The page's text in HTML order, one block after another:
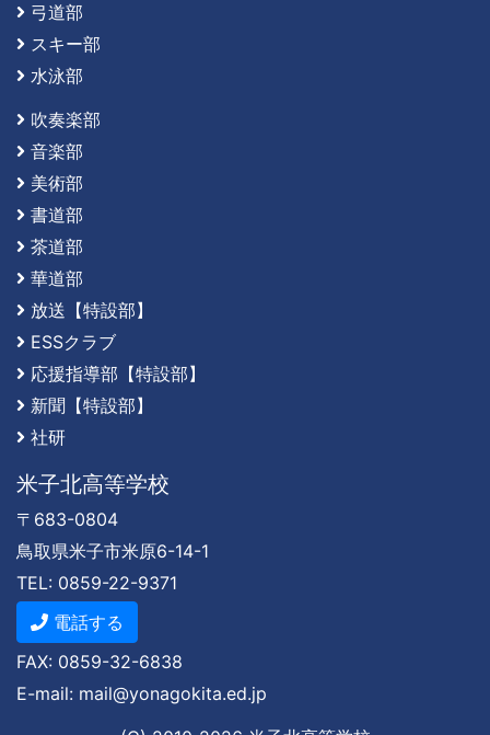
弓道部
スキー部
水泳部
吹奏楽部
音楽部
美術部
書道部
茶道部
華道部
放送【特設部】
ESSクラブ
応援指導部【特設部】
新聞【特設部】
社研
米子北高等学校
〒683-0804
鳥取県米子市米原6-14-1
TEL: 0859-22-9371
電話する
FAX: 0859-32-6838
E-mail: mail@yonagokita.ed.jp